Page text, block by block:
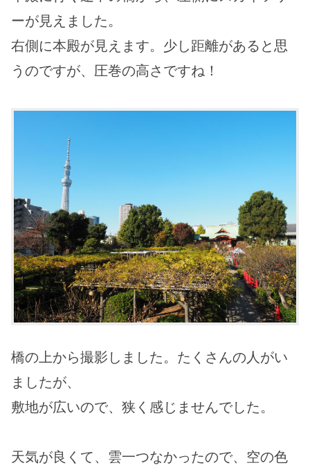
ーが見えました。
右側に本殿が見えます。少し距離があると思
うのですが、圧巻の高さですね！
橋の上から撮影しました。たくさんの人がい
ましたが、
敷地が広いので、狭く感じませんでした。
天気が良くて、雲一つなかったので、空の色